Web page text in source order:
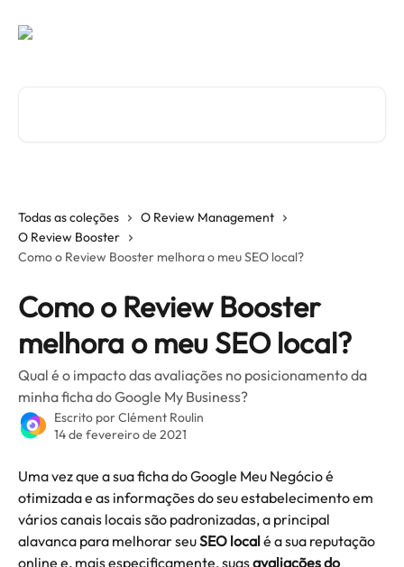
Todas as coleções
O Review Management
O Review Booster
Como o Review Booster melhora o meu SEO local?
Como o Review Booster
melhora o meu SEO local?
Qual é o impacto das avaliações no posicionamento da
minha ficha do Google My Business?
Escrito porClément Roulin
14 de fevereiro de 2021
Uma vez que a sua ficha do Google Meu Negócio é
otimizada e as informações do seu estabelecimento em
vários canais locais são padronizadas, a principal
alavanca para melhorar seu SEO local é a sua reputação
online e, mais especificamente, suas avaliações do